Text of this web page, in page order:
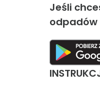
Jeśli
odpadów